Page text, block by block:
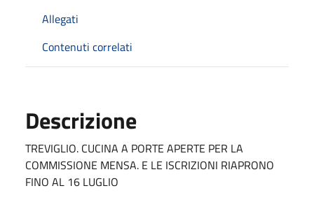
Allegati
Contenuti correlati
Descrizione
TREVIGLIO. CUCINA A PORTE APERTE PER LA
COMMISSIONE MENSA. E LE ISCRIZIONI RIAPRONO
FINO AL 16 LUGLIO